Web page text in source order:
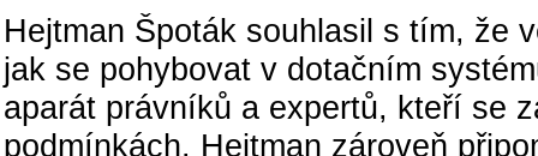
Hejtman Špoták souhlasil s tím, že
jak se pohybovat v dotačním
aparát právníků a expertů, kteří se
podmínkách. Hejtman zároveň